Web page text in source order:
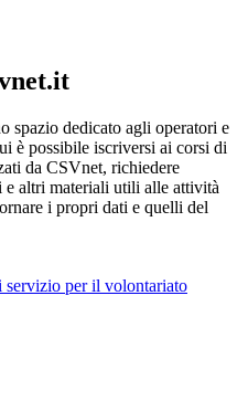
spazio dedicato agli operatori e
è possibile iscriversi ai corsi di
da CSVnet, richiedere
e altri materiali utili alle attività
i propri dati e quelli del